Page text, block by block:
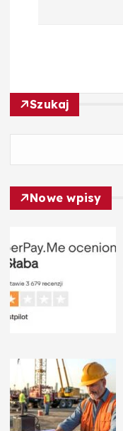
j
a
w
p
i
s
u
Szukaj
Nowe wpisy